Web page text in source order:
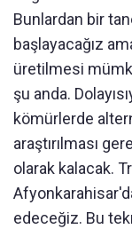
Bunlardan bir
başlayacağız
üretilmesi
şu anda.
kömürlerde
araştırılması
olarak kalacak.
edeceğiz. Bu